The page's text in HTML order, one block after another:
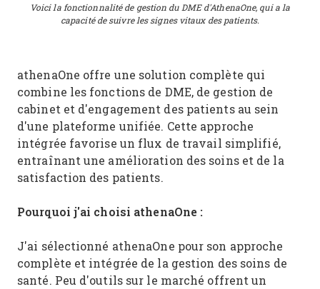
Voici la fonctionnalité de gestion du DME d'AthenaOne, qui a la
capacité de suivre les signes vitaux des patients.
athenaOne offre une solution complète qui
combine les fonctions de DME, de gestion de
cabinet et d'engagement des patients au sein
d'une plateforme unifiée. Cette approche
intégrée favorise un flux de travail simplifié,
entraînant une amélioration des soins et de la
satisfaction des patients.
Pourquoi j'ai choisi athenaOne :
J'ai sélectionné athenaOne pour son approche
complète et intégrée de la gestion des soins de
santé. Peu d'outils sur le marché offrent un